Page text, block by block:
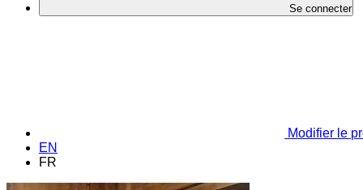
Se connecter
Modifier le
EN
FR